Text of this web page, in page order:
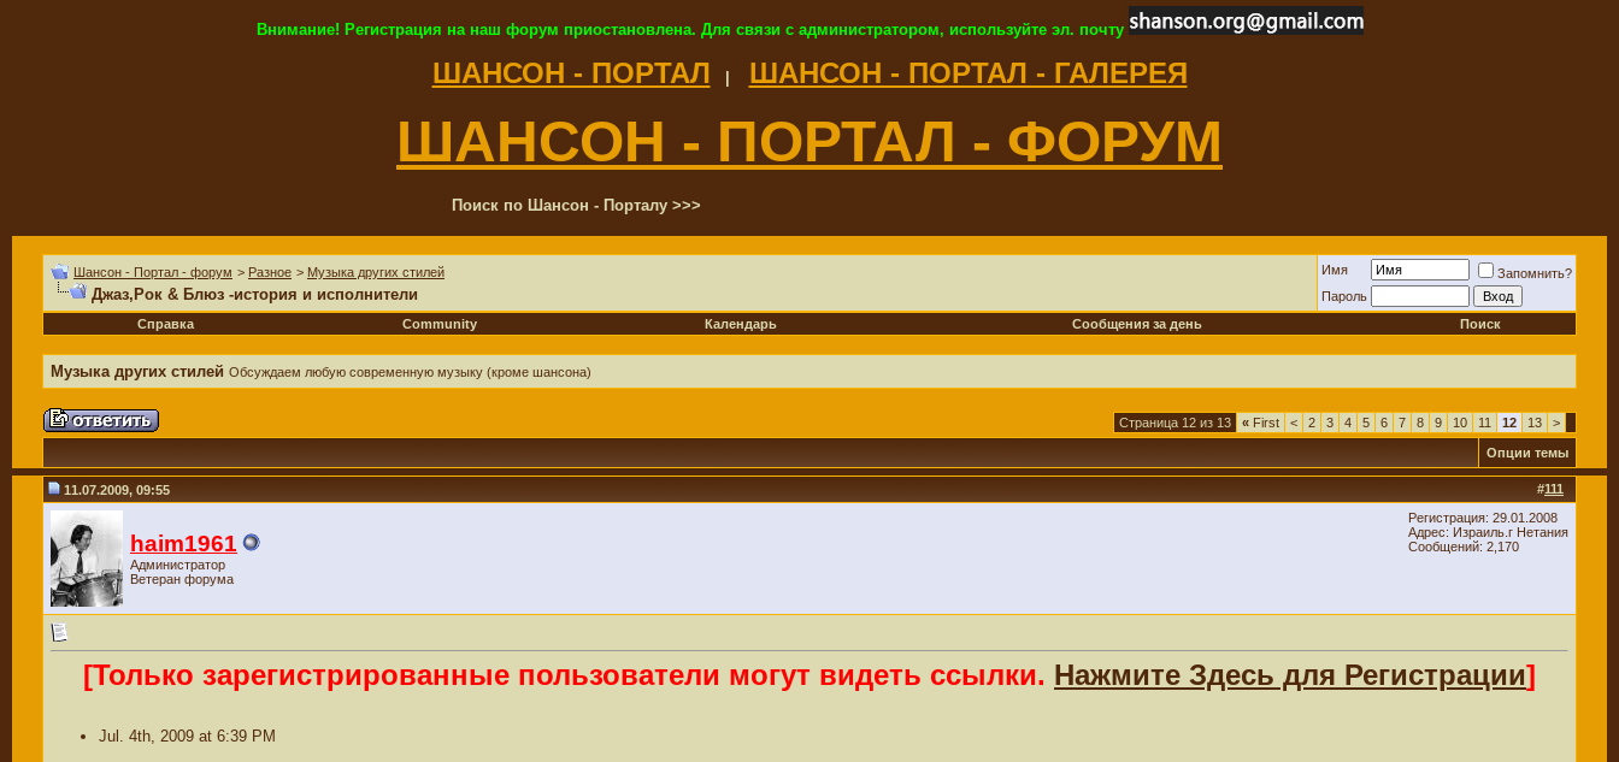
Внимание! Регистрация на наш форум приостановлена. Для связи с администратором, используйте эл. почту
ШАНСОН - ПОРТАЛ ШАНСОН - ПОРТАЛ - ГАЛЕРЕЯ
ШАНСОН - ПОРТАЛ - ФОРУМ
Поиск по Шансон - Порталу >>>
Шансон - Портал - форум > Разное > Музыка других стилей
Джаз,Рок & Блюз -история и исполнители
Имя
Запомнить?
Пароль
Справка
Community Календарь Сообщения за день Поиск
Музыка других стилей Обсуждаем любую современную музыку (кроме шансона)
Страница 12 из 13 « First < 2 3 4 5 6 7 8 9 10 11 12 13 >
Опции темы
#111
11.07.2009, 09:55
haim1961
Администратор
Ветеран форума
Регистрация: 29.01.2008
Адрес: Израиль.г Нетания
Сообщений: 2,170
[Только зарегистрированные пользователи могут видеть ссылки. Нажмите Здесь для Регистрации]
Jul. 4th, 2009 at 6:39 PM